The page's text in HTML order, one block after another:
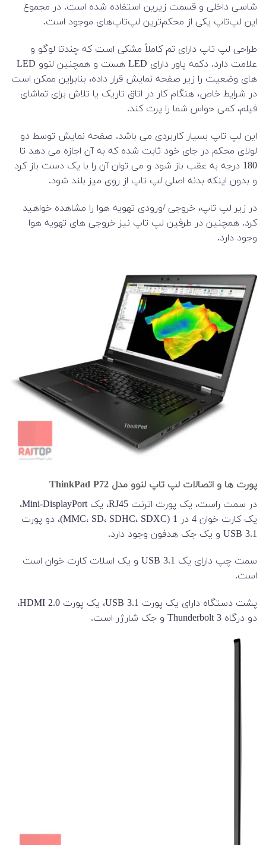
شاسی داخلی و قسمت زیرین استفاده شده است. در مجموع
این لپ‌تاپ یکی از محکم‌ترین لپ‌تاپ‌های موجود است.
طراحی لپ تاپ دارای تم کاملاً مشکی است که چندتا لوگو و
علامت دارد. دکمه پاور دارای LED هست و همچنین لنوو LED
های وضعیت را زیر صفحه نمایش قرار داده، بنابراین ممکن است
در شرایط خاص، هنگام کار در اتاق تاریک یا تلاش برای تماشای
فیلم، کمی حواس شما را پرت کند.
این لپ تاپ بسیار کاربردی می باشد. صفحه نمایش توسط دو
لولای محکم در جای خود ثابت شده که به آن اجازه می دهد تا
180 درجه به عقب باز شود و می توان آن را با یک دست باز کرد
و بدون اینکه بدنه اصلی لپ تاپ از روی میز بلند شود.
در زیر لپ تاپ، خروجی /ورودی تهویه هوا را مشاهده خواهید
کرد. همچنین در طرفین لپ تاپ نیز خروجی های تهویه هوا
وجود دارد.
پورت ها و اتصالات لپ تاپ لنوو مدل ThinkPad P72
در سمت راست، یک پورت اترنت RJ45، یک Mini-DisplayPort،
یک کارت خوان 4 در 1 (MMC، SD، SDHC، SDXC)، دو پورت
USB 3.1 و یک جک هدفون وجود دارد.
سمت چپ دارای یک USB 3.1 و یک اسلات کارت خوان است
است.
پشت دستگاه دارای یک پورت USB 3.1، یک پورت HDMI 2.0،
دو درگاه Thunderbolt 3 و جک شارژر است.